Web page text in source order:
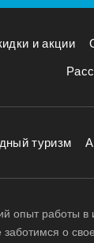
и акции
туризм
опыт работы в
о